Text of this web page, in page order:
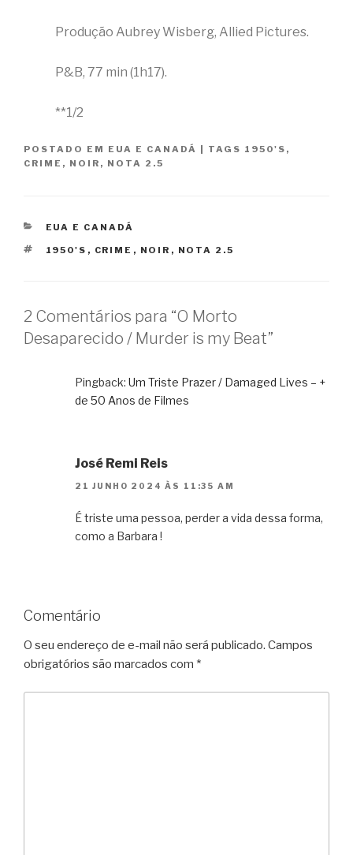
Produção Aubrey Wisberg, Allied Pictures.
P&B, 77 min (1h17).
**1/2
POSTADO EM EUA E CANADÁ | TAGS 1950'S ,
CRIME , NOIR , NOTA 2.5
CATEGORIAS
EUA E CANADÁ
TAGS
1950'S , CRIME , NOIR , NOTA 2.5
2 Comentários para “O Morto
Desaparecido / Murder is my Beat”
Pingback: Um Triste Prazer / Damaged Lives – +
de 50 Anos de Filmes
José Remi Reis
21 JUNHO 2024 ÀS 11:35 AM
É triste uma pessoa, perder a vida dessa forma,
como a Barbara !
Comentário
O seu endereço de e-mail não será publicado. Campos
obrigatórios são marcados com *